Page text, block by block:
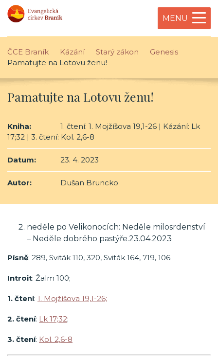
MENU
ČCE Braník Kázání Starý zákon
Genesis
Pamatujte na Lotovu ženu!
Pamatujte na Lotovu ženu!
Kniha:
1. čtení: 1. Mojžíšova 19,1-26 | Kázání: Lk
17;32 | 3. čtení: Kol. 2,6-8
Datum: 23. 4. 2023
Autor: Dušan Bruncko
neděle po Velikonocích: Neděle milosrdenství
– Neděle dobrého pastýře.23.04.2023
Písně: 289, Sviták 110, 320, Sviták 164, 719, 106
Introit: Žalm 100;
1. čtení: 1. Mojžíšova 19,1-26;
2. čtení: Lk 17;32;
3. čtení: Kol. 2,6-8